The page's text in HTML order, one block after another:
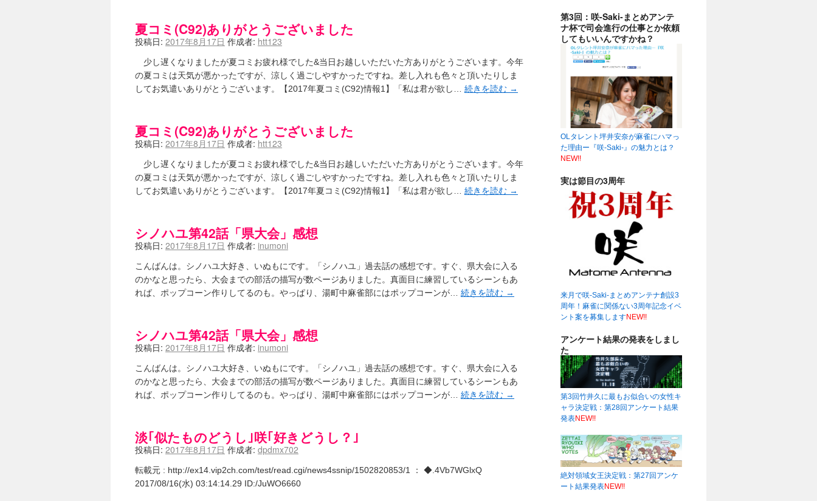
夏コミ(C92)ありがとうございました
投稿日: 2017年8月17日 作成者: htt123
少し遅くなりましたが夏コミお疲れ様でした&当日お越しいただいた方ありがとうございます。今年
の夏コミは天気が悪かったですが、涼しく過ごしやすかったですね。差し入れも色々と頂いたりしま
してお気遣いありがとうございます。【2017年夏コミ(C92)情報1】「私は君が欲し… 続きを読む →
夏コミ(C92)ありがとうございました
投稿日: 2017年8月17日 作成者: htt123
少し遅くなりましたが夏コミお疲れ様でした&当日お越しいただいた方ありがとうございます。今年
の夏コミは天気が悪かったですが、涼しく過ごしやすかったですね。差し入れも色々と頂いたりしま
してお気遣いありがとうございます。【2017年夏コミ(C92)情報1】「私は君が欲し… 続きを読む →
シノハユ第42話「県大会」感想
投稿日: 2017年8月17日 作成者: inumoni
こんばんは。シノハユ大好き、いぬもにです。「シノハユ」過去話の感想です。すぐ、県大会に入る
のかなと思ったら、大会までの部活の描写が数ページありました。真面目に練習しているシーンもあ
れば、ポップコーン作りしてるのも。やっぱり、湯町中麻雀部にはポップコーンが… 続きを読む →
シノハユ第42話「県大会」感想
投稿日: 2017年8月17日 作成者: inumoni
こんばんは。シノハユ大好き、いぬもにです。「シノハユ」過去話の感想です。すぐ、県大会に入る
のかなと思ったら、大会までの部活の描写が数ページありました。真面目に練習しているシーンもあ
れば、ポップコーン作りしてるのも。やっぱり、湯町中麻雀部にはポップコーンが… 続きを読む →
淡｢似たものどうし｣咲｢好きどうし？｣
投稿日: 2017年8月17日 作成者: dpdmx702
転載元 : http://ex14.vip2ch.com/test/read.cgi/news4ssnip/1502820853/1 ： ◆.4Vb7WGlxQ
2017/08/16(水) 03:14:14.29 ID:/JuWO6660
第3回：咲-Saki-まとめアンテ
ナ杯で司会進行の仕事とか依頼
してもいいんですかね？
OLタレント坪井安奈が麻雀にハマっ
た理由ー『咲-Saki-』の魅力とは？
NEW!!
実は節目の3周年
来月で咲-Saki-まとめアンテナ創設3
周年！麻雀に関係ない3周年記念イベ
ント案を募集しますNEW!!
アンケート結果の発表をしまし
た
第3回竹井久に最もお似合いの女性キ
ャラ決定戦：第28回アンケート結果
発表NEW!!
絶対領域女王決定戦：第27回アンケ
ート結果発表NEW!!